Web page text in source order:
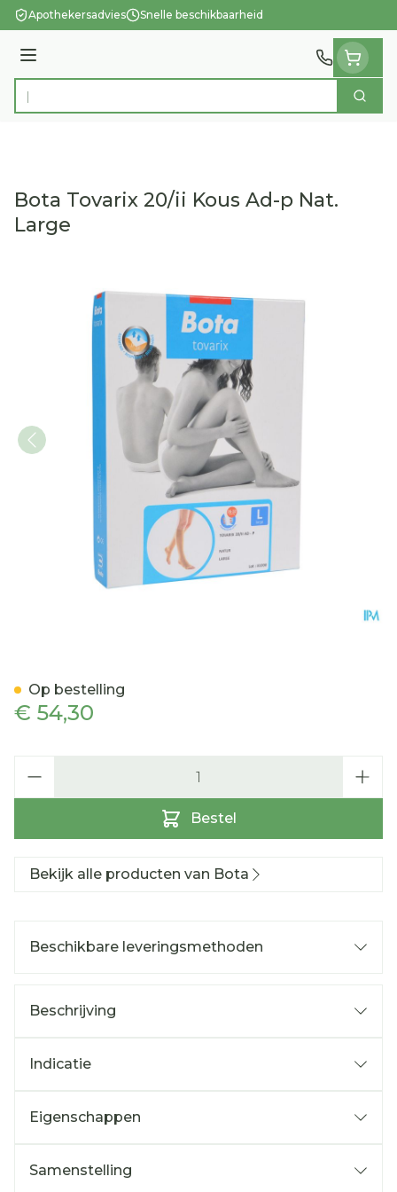
Ga naar de inhoud
Apothekersadvies Snelle beschikbaarheid
Menu
Product, merk, categorie... Zoek
Bota Tovarix 20/ii Kous Ad-p Nat.
Large
€ 54,30
Bestel
Op bestelling
Bekijk alle producten van Bota
Beschikbare leveringsmethoden
Beschrijving
Indicatie
Eigenschappen
Samenstelling